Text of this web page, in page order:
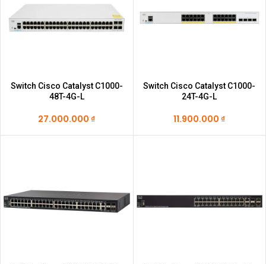
Switch Cisco Catalyst C1000-
48T-4G-L
27.000.000₫
Switch Cisco Catalyst C1000-
24T-4G-L
11.900.000₫